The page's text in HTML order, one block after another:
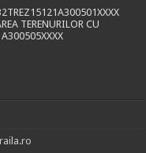
TERENURILOR CU